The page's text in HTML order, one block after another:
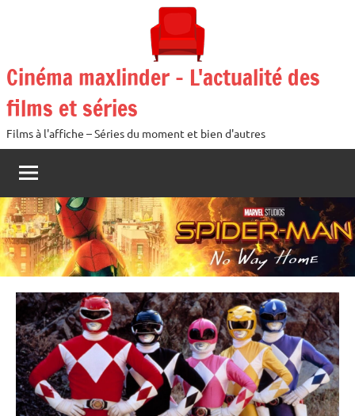
Cinéma maxlinder – L'actualité des
films et séries
Films à l'affiche – Séries du moment et bien d'autres